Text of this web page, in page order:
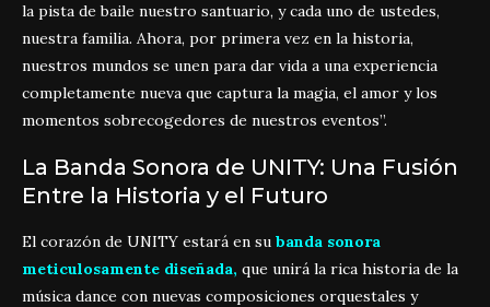
la pista de baile nuestro santuario, y cada uno de ustedes,
nuestra familia. Ahora, por primera vez en la historia,
nuestros mundos se unen para dar vida a una experiencia
completamente nueva que captura la magia, el amor y los
momentos sobrecogedores de nuestros eventos”.
La Banda Sonora de UNITY: Una Fusión
Entre la Historia y el Futuro
El corazón de UNITY estará en su banda sonora
meticulosamente diseñada, que unirá la rica historia de la
música dance con nuevas composiciones orquestales y